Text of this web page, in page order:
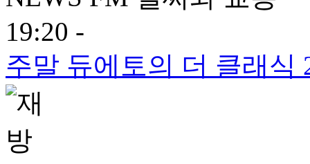
19:20 -
주말 듀에토의 더 클래식